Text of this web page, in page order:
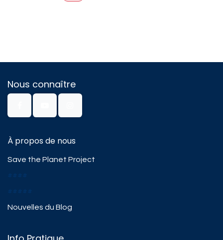
Nous connaître
À propos de nous
Save the Planet Project
####
#####
Nouvelles du Blog